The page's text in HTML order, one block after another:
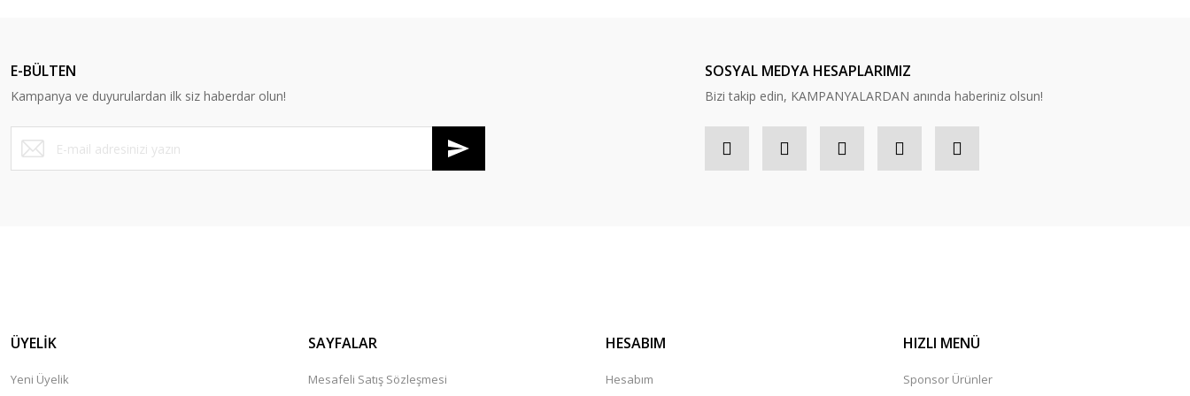
Ürün bilgilerinde hatalar bulunuyor.
Ürün fiyatı diğer sitelerden daha pahalı.
Bu ürüne benzer farklı alternatifler olmalı.
E-BÜLTEN
Kampanya ve duyurulardan ilk siz haberdar olun!
SOSYAL MEDYA HESAPLARIMIZ
Bizi takip edin, KAMPANYALARDAN anında haberiniz olsun!
ÜYELİK
Yeni Üyelik
SAYFALAR
Mesafeli Satış Sözleşmesi
HESABIM
Hesabım
HIZLI MENÜ
Sponsor Ürünler